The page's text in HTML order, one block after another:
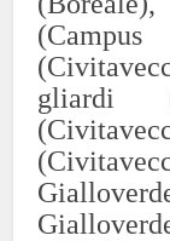
gliardi